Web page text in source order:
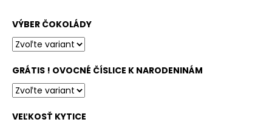
VÝBER ČOKOLÁDY
GRÁTIS ! OVOCNÉ ČÍSLICE K NARODENINÁM
VEĽKOSŤ KYTICE
á
j
s
ť
?